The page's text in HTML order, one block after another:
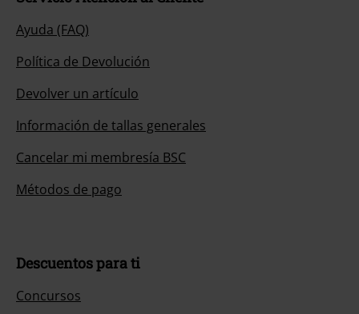
Ayuda (FAQ)
Política de Devolución
Devolver un artículo
Información de tallas generales
Cancelar mi membresía BSC
Métodos de pago
Descuentos para ti
Concursos